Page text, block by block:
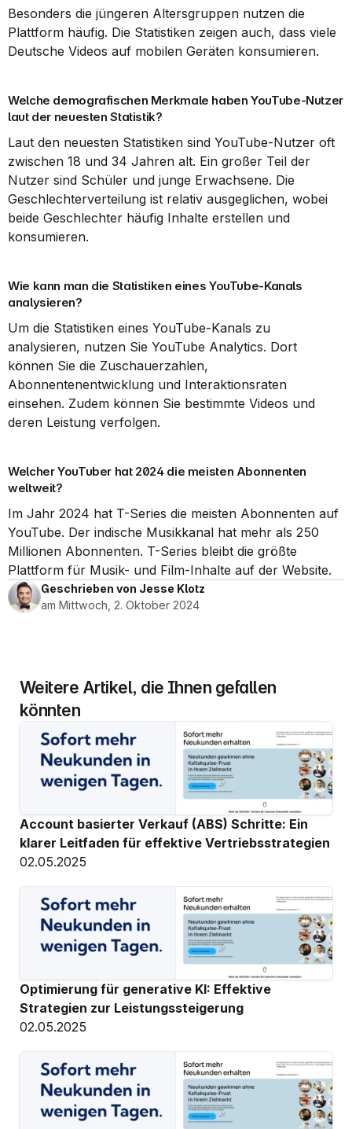
Besonders die jüngeren Altersgruppen nutzen die
Plattform häufig. Die Statistiken zeigen auch, dass viele
Deutsche Videos auf mobilen Geräten konsumieren.
Welche demografischen Merkmale haben YouTube-Nutzer
laut der neuesten Statistik?
Laut den neuesten Statistiken sind YouTube-Nutzer oft
zwischen 18 und 34 Jahren alt. Ein großer Teil der
Nutzer sind Schüler und junge Erwachsene. Die
Geschlechterverteilung ist relativ ausgeglichen, wobei
beide Geschlechter häufig Inhalte erstellen und
konsumieren.
Wie kann man die Statistiken eines YouTube-Kanals
analysieren?
Um die Statistiken eines YouTube-Kanals zu
analysieren, nutzen Sie YouTube Analytics. Dort
können Sie die Zuschauerzahlen,
Abonnentenentwicklung und Interaktionsraten
einsehen. Zudem können Sie bestimmte Videos und
deren Leistung verfolgen.
Welcher YouTuber hat 2024 die meisten Abonnenten
weltweit?
Im Jahr 2024 hat T-Series die meisten Abonnenten auf
YouTube. Der indische Musikkanal hat mehr als 250
Millionen Abonnenten. T-Series bleibt die größte
Plattform für Musik- und Film-Inhalte auf der Website.
Geschrieben von Jesse Klotz
am Mittwoch, 2. Oktober 2024
Weitere Artikel, die Ihnen gefallen
könnten
Account basierter Verkauf (ABS) Schritte: Ein
klarer Leitfaden für effektive Vertriebsstrategien
02.05.2025
Optimierung für generative KI: Effektive
Strategien zur Leistungssteigerung
02.05.2025